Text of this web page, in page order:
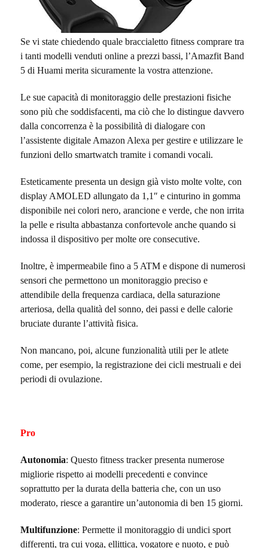
Se vi state chiedendo quale braccialetto fitness comprare tra
i tanti modelli venduti online a prezzi bassi, l’Amazfit Band
5 di Huami merita sicuramente la vostra attenzione.
Le sue capacità di monitoraggio delle prestazioni fisiche
sono più che soddisfacenti, ma ciò che lo distingue davvero
dalla concorrenza è la possibilità di dialogare con
l’assistente digitale Amazon Alexa per gestire e utilizzare le
funzioni dello smartwatch tramite i comandi vocali.
Esteticamente presenta un design già visto molte volte, con
display AMOLED allungato da 1,1″ e cinturino in gomma
disponibile nei colori nero, arancione e verde, che non irrita
la pelle e risulta abbastanza confortevole anche quando si
indossa il dispositivo per molte ore consecutive.
Inoltre, è impermeabile fino a 5 ATM e dispone di numerosi
sensori che permettono un monitoraggio preciso e
attendibile della frequenza cardiaca, della saturazione
arteriosa, della qualità del sonno, dei passi e delle calorie
bruciate durante l’attività fisica.
Non mancano, poi, alcune funzionalità utili per le atlete
come, per esempio, la registrazione dei cicli mestruali e dei
periodi di ovulazione.
Pro
Autonomia: Questo fitness tracker presenta numerose
migliorie rispetto ai modelli precedenti e convince
soprattutto per la durata della batteria che, con un uso
moderato, riesce a garantire un’autonomia di ben 15 giorni.
Multifunzione: Permette il monitoraggio di undici sport
differenti, tra cui yoga, ellittica, vogatore e nuoto, e può